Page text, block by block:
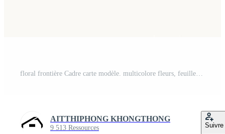
AITTHIPHONG KHONGTHONG
9 513 Ressources Suivre